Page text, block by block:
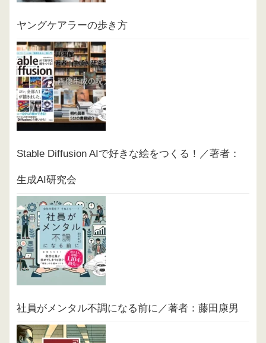
ヤングケアラーの歩き方
Stable Diffusion AIで好きな絵をつくる！／著者：
生成AI研究会
社員がメンタル不調になる前に／著者：藤田康男